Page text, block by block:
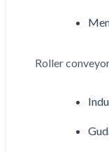
Roller